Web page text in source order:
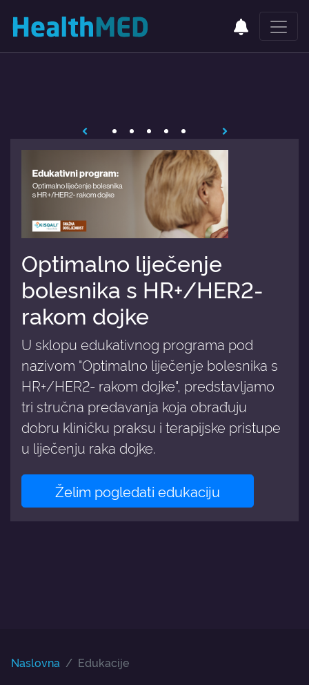
Optimalno liječenje
bolesnika s HR+/HER2-
rakom dojke
U sklopu edukativnog programa pod
nazivom "Optimalno liječenje bolesnika s
HR+/HER2- rakom dojke", predstavljamo
tri stručna predavanja koja obrađuju
dobru kliničku praksu i terapijske pristupe
u liječenju raka dojke.
Želim pogledati edukaciju
Naslovna Edukacije